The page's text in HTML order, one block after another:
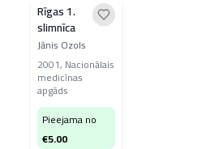
Rīgas 1.
slimnīca
Jānis Ozols
2001, Nacionālais
medicīnas
apgāds
Pieejama no
€5.00